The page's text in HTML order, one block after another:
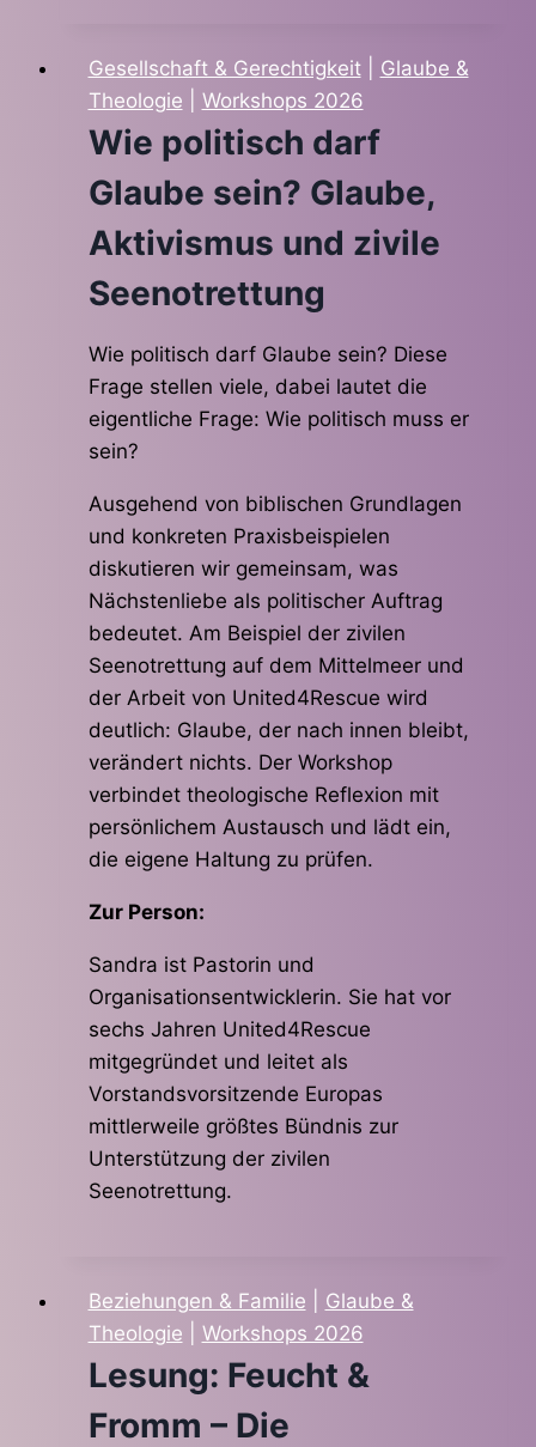
Gesellschaft & Gerechtigkeit| Glaube &
Theologie
Workshops 2026
Wie politisch darf
Glaube sein? Glaube,
Aktivismus und zivile
Seenotrettung
Wie politisch darf Glaube sein? Diese
Frage stellen viele, dabei lautet die
eigentliche Frage: Wie politisch muss er
sein?
Ausgehend von biblischen Grundlagen
und konkreten Praxisbeispielen
diskutieren wir gemeinsam, was
Nächstenliebe als politischer Auftrag
bedeutet. Am Beispiel der zivilen
Seenotrettung auf dem Mittelmeer und
der Arbeit von United4Rescue wird
deutlich: Glaube, der nach innen bleibt,
verändert nichts. Der Workshop
verbindet theologische Reflexion mit
persönlichem Austausch und lädt ein,
die eigene Haltung zu prüfen.
Zur Person:
Sandra ist Pastorin und
Organisationsentwicklerin. Sie hat vor
sechs Jahren United4Rescue
mitgegründet und leitet als
Vorstandsvorsitzende Europas
mittlerweile größtes Bündnis zur
Unterstützung der zivilen
Seenotrettung.
Beziehungen & Familie
Glaube &
Theologie
Workshops 2026
Lesung: Feucht &
Fromm – Die